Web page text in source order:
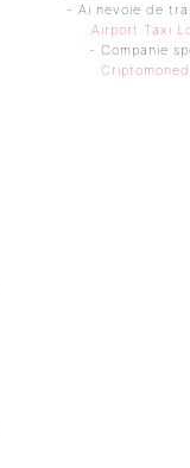
- Ai nevoie de
Airport Taxi
- Companie